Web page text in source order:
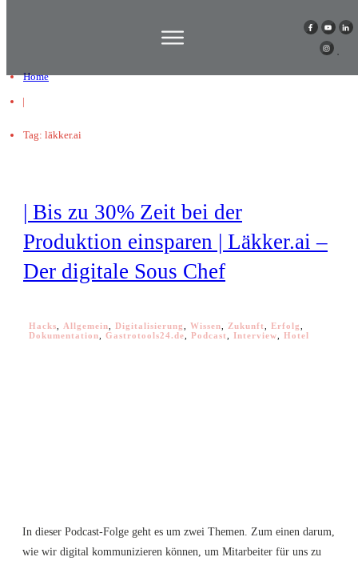
Home
|
Tag: läkker.ai
| Bis zu 30% Zeit bei der
Produktion einsparen | Läkker.ai –
Der digitale Sous Chef
Hacks Allgemein Digitalisierung Wissen Zukunft Erfolg
Dokumentation
Gastrotools24.de Podcast Interview Hotel
In dieser Podcast-Folge geht es um zwei Themen. Zum einen darum,
wie wir digital kommunizieren können, um Mitarbeiter für uns zu